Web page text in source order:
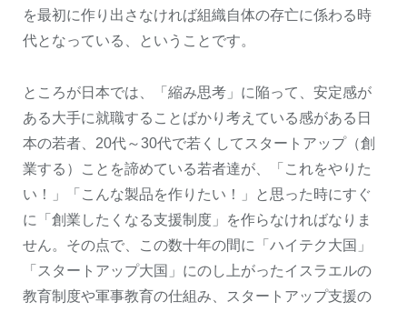
を最初に作り出さなければ組織自体の存亡に係わる時
代となっている、ということです。
ところが日本では、「縮み思考」に陥って、安定感が
ある大手に就職することばかり考えている感がある日
本の若者、20代～30代で若くしてスタートアップ（創
業する）ことを諦めている若者達が、「これをやりた
い！」「こんな製品を作りたい！」と思った時にすぐ
に「創業したくなる支援制度」を作らなければなりま
せん。その点で、この数十年の間に「ハイテク大国」
「スタートアップ大国」にのし上がったイスラエルの
教育制度や軍事教育の仕組み、スタートアップ支援の